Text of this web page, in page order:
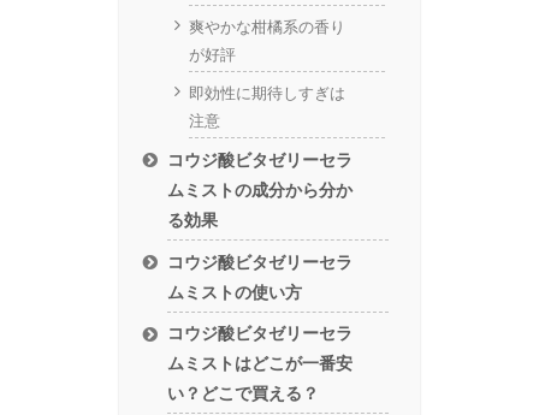
爽やかな柑橘系の香り
が好評
即効性に期待しすぎは
注意
コウジ酸ビタゼリーセラ
ムミストの成分から分か
る効果
コウジ酸ビタゼリーセラ
ムミストの使い方
コウジ酸ビタゼリーセラ
ムミストはどこが一番安
い？どこで買える？